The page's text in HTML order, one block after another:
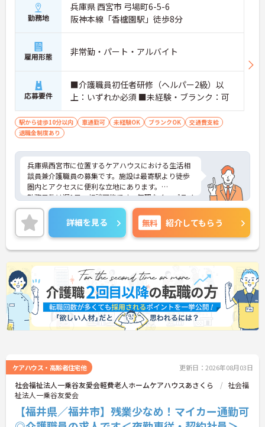
◆月の平均残業時間も5時間程度と少なく抑えられ
ているため、ご家庭や趣味の時間をしっかりと確保
り、安定した生活基盤を築くことができます。
◆勤続1年以上で退職金制度の対象となるほか、互
助会制度なども整備されているため安心して勤務で
きます。
◆定年延長制度や再雇用制度も導入されており、安
定した経営基盤を持つ法人で将来を見据えて長く働
き続けられます。
勤務地
兵庫県 西宮市 弓場町6-5-6
阪神本線「香櫨園駅」徒歩8分
雇用形態 非常勤・パート・アルバイト
応募要件
■介護職員初任者研修（ヘルパー2級）以
上：いずれか必須 ■未経験・ブランク：可
駅から徒歩10分以内 車通勤可 未経験OK ブランクOK
交通費支給
退職金制度あり
兵庫県西宮市に位置するケアハウスにおける生活相
談員兼介護職員の募集です。施設は最寄駅より徒歩
圏内とアクセスに便利な立地にあります。
勤務日数は週1日～相談可能です。無理なく、プライ
ベートを大切にしながらご勤務いただけます。ま
た、福利厚生が充実しています。働きやすい環境が
整っており、安心して長くご勤務いただけます。
ご興味のある方には、面接対策ポイントなど、さら
に詳細をご案内しますのでお気軽にご相談くださ
い！
詳細を見る 無料 紹介してもらう
ケアハウス・高齢者住宅他 更新日：2026年08月03日
社会福祉法人一乗谷友愛会軽費老人ホームケアハウスあさくら
社会福
祉法人一乗谷友愛会
【福井県／福井市】残業少なめ！マイカー通勤可